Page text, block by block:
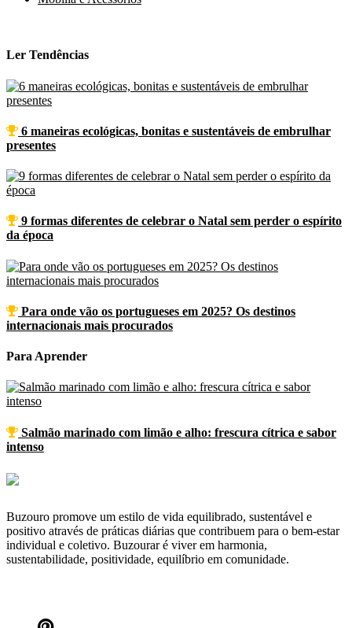
Ler Tendências
6 maneiras ecológicas, bonitas e sustentáveis de embrulhar
presentes
9 formas diferentes de celebrar o Natal sem perder o espírito
da época
Para onde vão os portugueses em 2025? Os destinos
internacionais mais procurados
Para Aprender
Salmão marinado com limão e alho: frescura cítrica e sabor
intenso
Buzouro promove um estilo de vida equilibrado, sustentável e
positivo através de práticas diárias que contribuem para o bem-estar
individual e coletivo. Buzourar é viver em harmonia,
sustentabilidade, positividade, equilíbrio em comunidade.